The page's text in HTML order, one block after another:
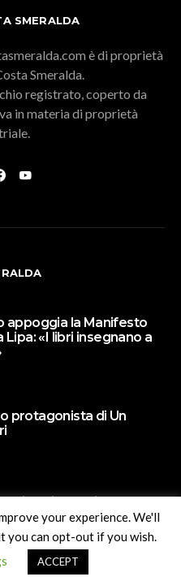
SMERALDA
è di proprietà
Smeralda.
registrato, coperto da
in materia di proprietà
appoggia la Manifesto
Lipa: «I libri insegnano a
protagonista di Un
vince il premio
your experience. We'll
you can opt-out if you wish.
ACCEPT